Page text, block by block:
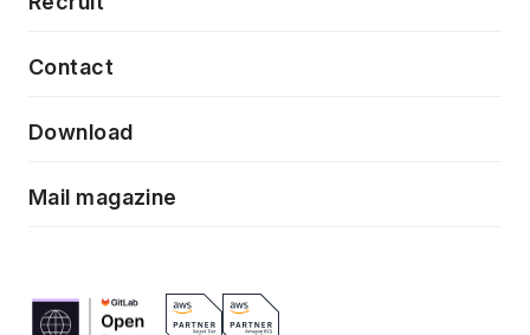
フロントエンド開発
Event/Seminer
Contact
Download
Mail magazine